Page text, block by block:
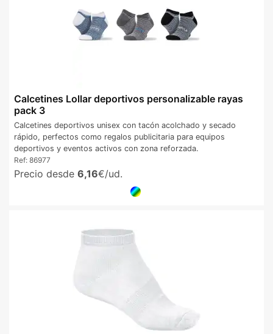
Calcetines Lollar deportivos personalizable rayas
pack 3
Calcetines deportivos unisex con tacón acolchado y secado
rápido, perfectos como regalos publicitaria para equipos
deportivos y eventos activos con zona reforzada.
Ref: 86977
Precio desde 6,16€/ud.